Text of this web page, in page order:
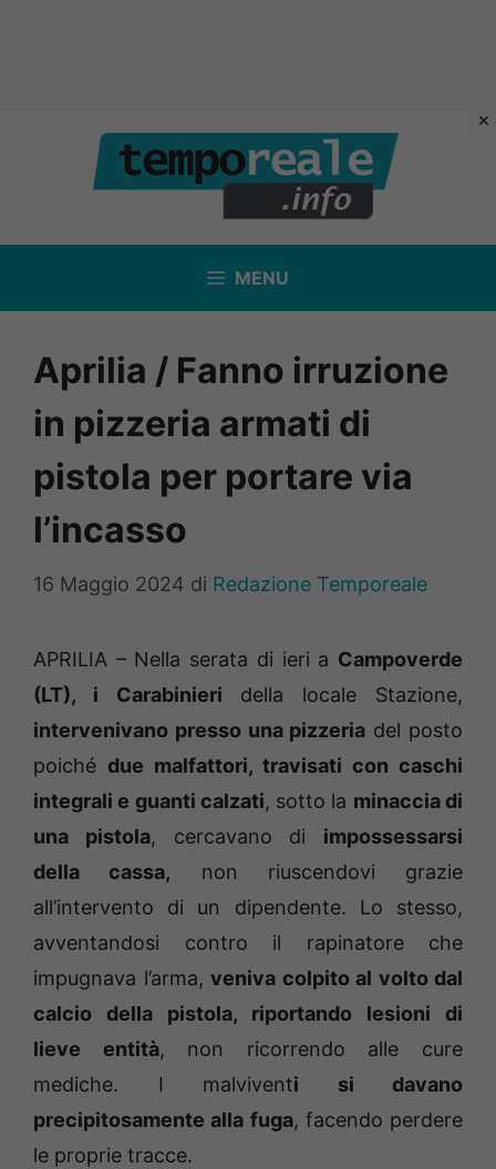
contenuto
MENU
Aprilia / Fanno irruzione
in pizzeria armati di
pistola per portare via
l’incasso
16 Maggio 2024 di Redazione Temporeale
APRILIA – Nella serata di ieri a Campoverde
(LT), i Carabinieri della locale Stazione,
intervenivano presso una pizzeria del posto
poiché due malfattori, travisati con caschi
integrali e guanti calzati, sotto la minaccia di
una pistola, cercavano di impossessarsi
della cassa, non riuscendovi grazie
all’intervento di un dipendente. Lo stesso,
avventandosi contro il rapinatore che
impugnava l’arma, veniva colpito al volto dal
calcio della pistola, riportando lesioni di
lieve entità, non ricorrendo alle cure
mediche. I malviventi si davano
precipitosamente alla fuga, facendo perdere
le proprie tracce.